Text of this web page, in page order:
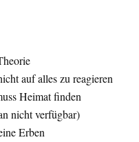
auf alles zu reagieren
Heimat finden
nicht verfügbar)
Erben